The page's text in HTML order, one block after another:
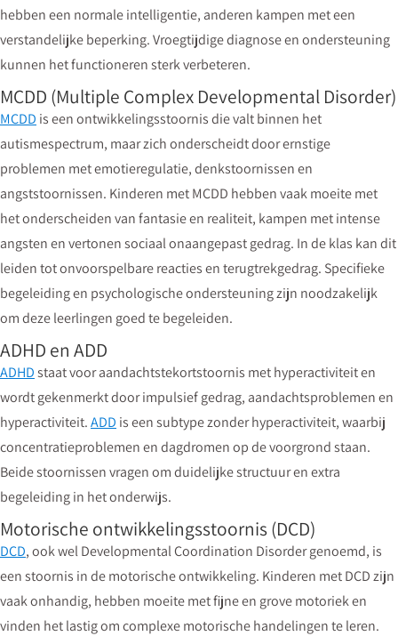
hebben een normale intelligentie, anderen kampen met een
verstandelijke beperking. Vroegtijdige diagnose en ondersteuning
kunnen het functioneren sterk verbeteren.
MCDD (Multiple Complex Developmental Disorder)
MCDD is een ontwikkelingsstoornis die valt binnen het
autismespectrum, maar zich onderscheidt door ernstige
problemen met emotieregulatie, denkstoornissen en
angststoornissen. Kinderen met MCDD hebben vaak moeite met
het onderscheiden van fantasie en realiteit, kampen met intense
angsten en vertonen sociaal onaangepast gedrag. In de klas kan dit
leiden tot onvoorspelbare reacties en terugtrekgedrag. Specifieke
begeleiding en psychologische ondersteuning zijn noodzakelijk
om deze leerlingen goed te begeleiden.
ADHD en ADD
ADHDstaat voor aandachtstekortstoornis met hyperactiviteit en
wordt gekenmerkt door impulsief gedrag, aandachtsproblemen en
hyperactiviteit.ADD is een subtype zonder hyperactiviteit, waarbij
concentratieproblemen en dagdromen op de voorgrond staan.
Beide stoornissen vragen om duidelijke structuur en extra
begeleiding in het onderwijs.
Motorische ontwikkelingsstoornis (DCD)
DCD, ook wel Developmental Coordination Disorder genoemd, is
een stoornis in de motorische ontwikkeling. Kinderen met DCD zijn
vaak onhandig, hebben moeite met fijne en grove motoriek en
vinden het lastig om complexe motorische handelingen te leren.